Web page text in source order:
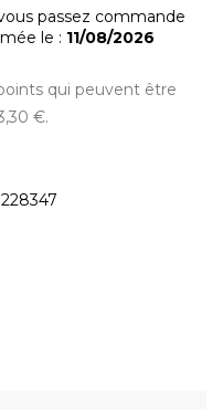
passez commande
le : 11/08/2026
qui peuvent être
€.